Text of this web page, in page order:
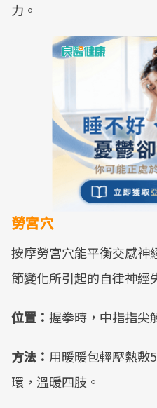
力。
勞宮穴
按摩勞宮穴能平衡交感神
節變化所引起的自律神經
位置： 握拳時，中指指尖
方法： 用暖暖包輕壓熱敷
環，溫暖四肢。